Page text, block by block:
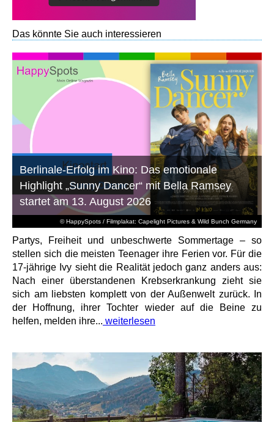
Das könnte Sie auch interessieren
© HappySpots / Filmplakat: Capelight Pictures & Wild Bunch Germany
Berlinale-Erfolg im Kino: Das emotionale
Highlight „Sunny Dancer“ mit Bella Ramsey
startet am 13. August 2026
Partys, Freiheit und unbeschwerte Sommertage – so
stellen sich die meisten Teenager ihre Ferien vor. Für die
17-jährige Ivy sieht die Realität jedoch ganz anders aus:
Nach einer überstandenen Krebserkrankung zieht sie
sich am liebsten komplett von der Außenwelt zurück. In
der Hoffnung, ihrer Tochter wieder auf die Beine zu
helfen, melden ihre... weiterlesen